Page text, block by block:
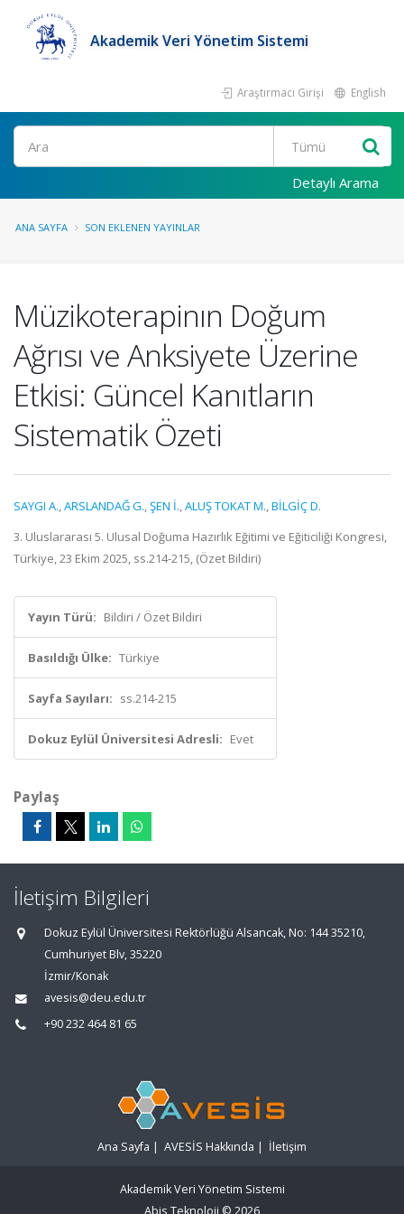
Akademik Veri Yönetim Sistemi
Araştırmacı Girişi English
Ara
Detaylı Arama
ANA SAYFA SON EKLENEN YAYINLAR
Müzikoterapinın Doğum
Ağrısı ve Anksiyete Üzerine
Etkisi: Güncel Kanıtların
Sistematik Özeti
SAYGI A.,ARSLANDAĞ G.,ŞEN İ.,ALUŞ TOKAT M.,BİLGİÇ D.
3. Uluslararası 5. Ulusal Doğuma Hazırlık Eğitimi ve Eğiticiliği Kongresi,
Türkiye, 23 Ekim 2025, ss.214-215, (Özet Bildiri)
Yayın Türü: Bildiri / Özet Bildiri
Basıldığı Ülke: Türkiye
Sayfa Sayıları: ss.214-215
Dokuz Eylül Üniversitesi Adresli: Evet
Paylaş
İletişim Bilgileri
Dokuz Eylül Üniversitesi Rektörlüğü Alsancak, No: 144 35210,
Cumhuriyet Blv, 35220
İzmir/Konak
avesis@deu.edu.tr
+90 232 464 81 65
Ana Sayfa | AVESİS Hakkında | İletişim
Akademik Veri Yönetim Sistemi
Abis Teknoloji © 2026